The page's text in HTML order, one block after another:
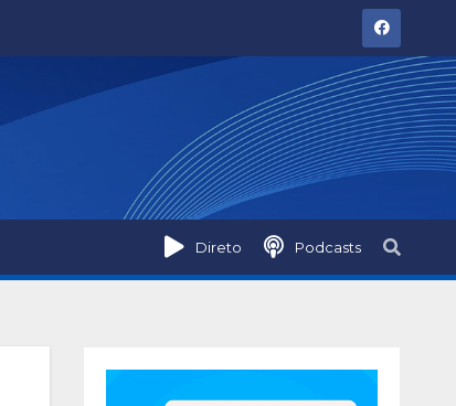
Direto Podcasts